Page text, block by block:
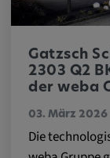
Gatzsch
2303 Q2
der weba
03. März 2026
Die
Zweck:
Mit
Cookie
3 Tage